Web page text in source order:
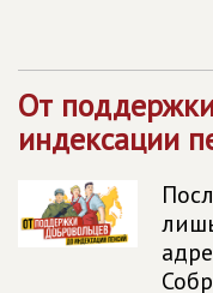
От
индексации